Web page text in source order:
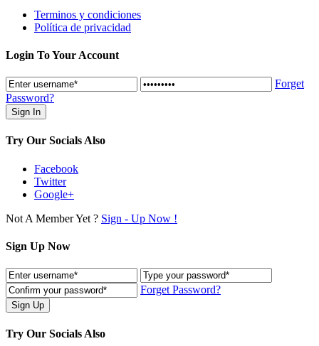
Terminos y condiciones
Política de privacidad
Login To Your Account
Forget
Password?
Try Our Socials Also
Facebook
Twitter
Google+
Not A Member Yet ? Sign - Up Now !
Sign Up Now
Forget Password?
Try Our Socials Also